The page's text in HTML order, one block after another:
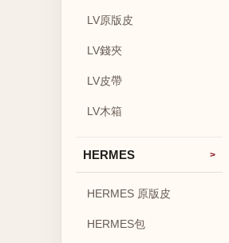
LV原版皮
LV錢夾
LV皮帶
LV木箱
HERMES
HERMES 原版皮
HERMES包